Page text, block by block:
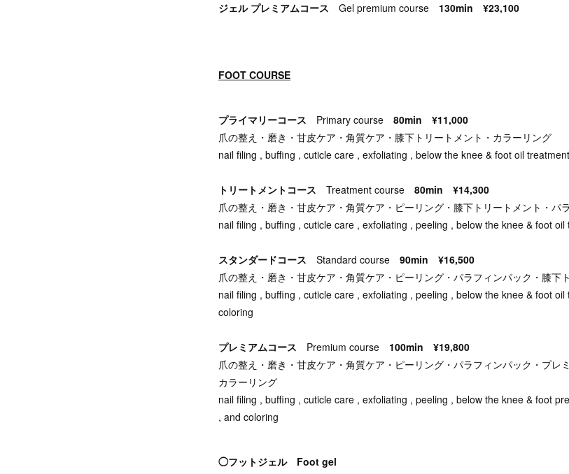
ジェル プレミアムコース Gel premium course 130min ¥23,100
FOOT COURSE
プライマリーコース Primary course 80min ¥11,000
爪の整え・磨き・甘皮ケア・角質ケア・膝下トリートメント・カラーリング
nail filing , buffing , cuticle care , exfoliating , below the knee & foot oil
トリートメントコース Treatment course 80min ¥14,300
爪の整え・磨き・甘皮ケア・角質ケア・ピーリング・膝下トリートメント・パ
nail filing , buffing , cuticle care , exfoliating , peeling , below the knee & foot
スタンダードコース Standard course 90min ¥16,500
爪の整え・磨き・甘皮ケア・角質ケア・ピーリング・パラフィンパック・膝下
nail filing , buffing , cuticle care , exfoliating , peeling , below the knee & foot
coloring
プレミアムコース Premium course 100min ¥19,800
爪の整え・磨き・甘皮ケア・角質ケア・ピーリング・パラフィンパック・プレ
カラーリング
nail filing , buffing , cuticle care , exfoliating , peeling , below the knee & foot
, and coloring
◯フットジェル Foot gel